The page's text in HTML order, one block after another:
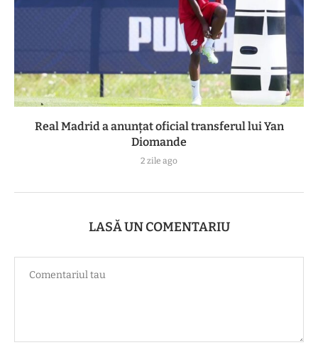
Real Madrid a anunțat oficial transferul lui Yan
Diomande
2 zile ago
LASĂ UN COMENTARIU